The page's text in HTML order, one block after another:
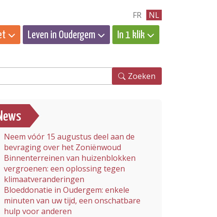
FR NL
Leven in Oudergem In 1 klik
Zoeken
Neem vóór 15 augustus deel aan de
bevraging over het Zoniënwoud
Binnenterreinen van huizenblokken
vergroenen: een oplossing tegen
klimaatveranderingen
Bloeddonatie in Oudergem: enkele
minuten van uw tijd, een onschatbare
hulp voor anderen